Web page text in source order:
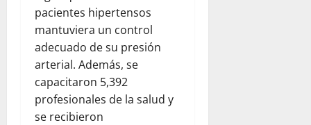
pacientes hipertensos
mantuviera un control
adecuado de su presión
arterial. Además, se
capacitaron 5,392
profesionales de la salud y
se recibieron